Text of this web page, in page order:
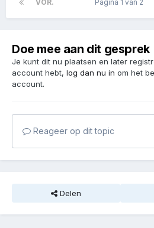
VOR. Pagina 1 van 2
Doe mee aan dit gesprek
Je kunt dit nu plaatsen en later
account hebt, log dan nu in om het
account.
Reageer op dit topic
Delen